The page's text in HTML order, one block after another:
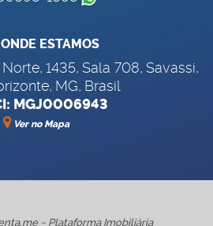
ESTAMOS
Norte, 1435, Sala 708, Savassi,
, MG, Brasil
MGJ0006943
Ver no Mapa
~ Plataforma Imobiliária